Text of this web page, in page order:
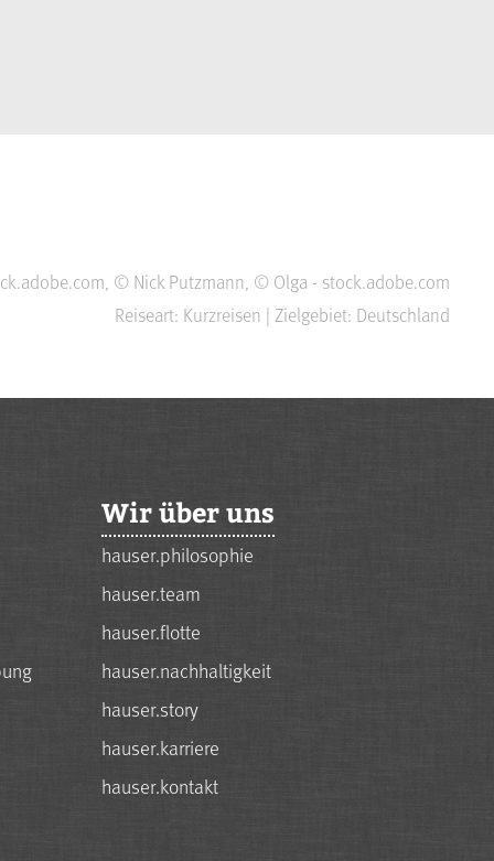
© Nick Putzmann, © Olga - stock.adobe.com
Reiseart: Kurzreisen | Zielgebiet: Deutschland
Wir über uns
hauser.philosophie
hauser.team
hauser.flotte
hauser.nachhaltigkeit
hauser.story
hauser.karriere
hauser.kontakt